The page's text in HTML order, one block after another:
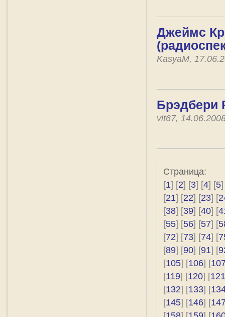
Джеймс
KasyaM,
Брэдбери
vit67,
Страница:
[1] [2] [3] [4] [5]
[21] [22] [23] [
[38] [39] [40] [
[55] [56] [57] [
[72] [73] [74] [
[89] [90] [91] [
[105] [106] [
[119] [120] [121
[132] [133] [
[145] [146] [